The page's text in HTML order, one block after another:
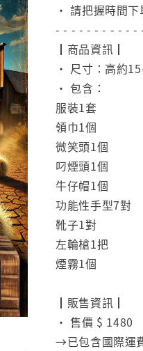
• 請把握時間下
- - - - - - - - - - -
┃商品資訊┃
• 尺寸：高約
• 包含：
服裝1套
領巾1個
微笑頭1個
叼煙頭1個
牛仔帽1個
功能性手型7對
靴子1對
左輪槍1把
煙霧1個
┃販售資訊┃
• 售價 $ 1480
→已包含國際運